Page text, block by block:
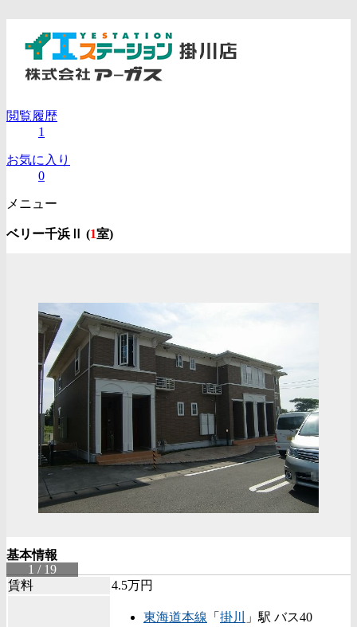
閲覧履歴
1
お気に入り
0
メニュー
ベリー千浜Ⅱ (1室)
1 / 19
基本情報
賃料 4.5万円
東海道本線 「 掛川
」駅 バス40